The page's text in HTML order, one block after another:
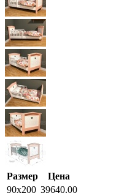
Размер
Цена
90x200 39640.00